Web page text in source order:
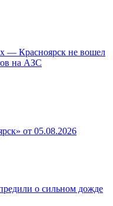
— Красноярск не вошел
на АЗС
от 05.08.2026
о сильном дожде